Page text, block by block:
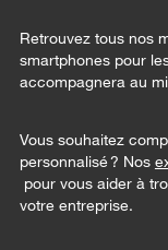
Retrouvez tous nos
smartphones pour
accompagnera au
Vous souhaitez
personnalisé ? Nos
pour vous aider à
votre entreprise.